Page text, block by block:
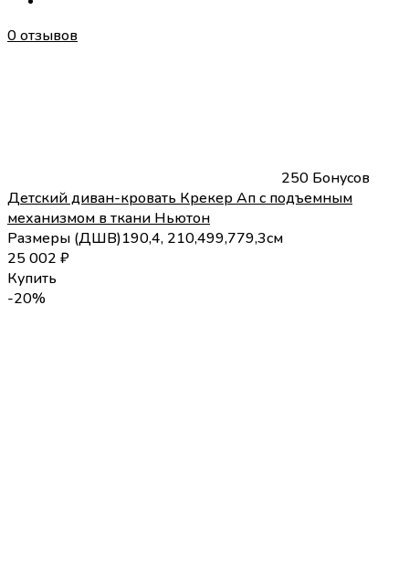
0 отзывов
250 Бонусов
Детский диван-кровать Крекер Ап с подъемным
механизмом в ткани Ньютон
Размеры (ДШВ)190,4, 210,499,779,3см
25 002 ₽
Купить
-20%